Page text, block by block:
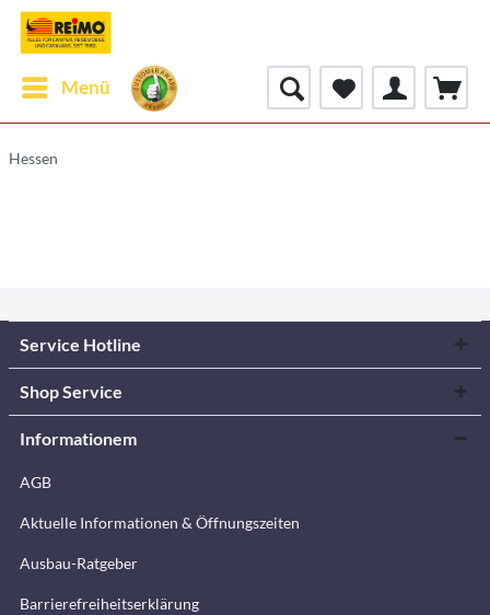
Menü
Hessen
Service Hotline
Shop Service
Informationem
AGB
Aktuelle Informationen & Öffnungszeiten
Ausbau-Ratgeber
Barrierefreiheitserklärung